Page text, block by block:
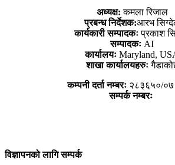
अध्यक्ष:कमला रिजाल
प्रबन्ध निर्देशक:आरभ
कार्यकारी सम्पादकःप्रकाश
सम्पादकः AI
कार्यालयः Maryland,
शाखा कार्यालयहरुः
कम्पनी दर्ता नम्बरः२८३६५०/
सम्पर्क नम्बरः
विज्ञापनको लागि सम्पर्क